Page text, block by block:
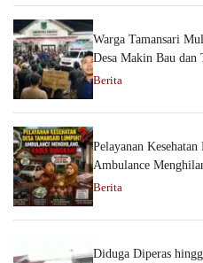
Warga Tamansari
Desa Makin Bau dan
Berita
Pelayanan
Ambulance
Berita
Diduga Diperas